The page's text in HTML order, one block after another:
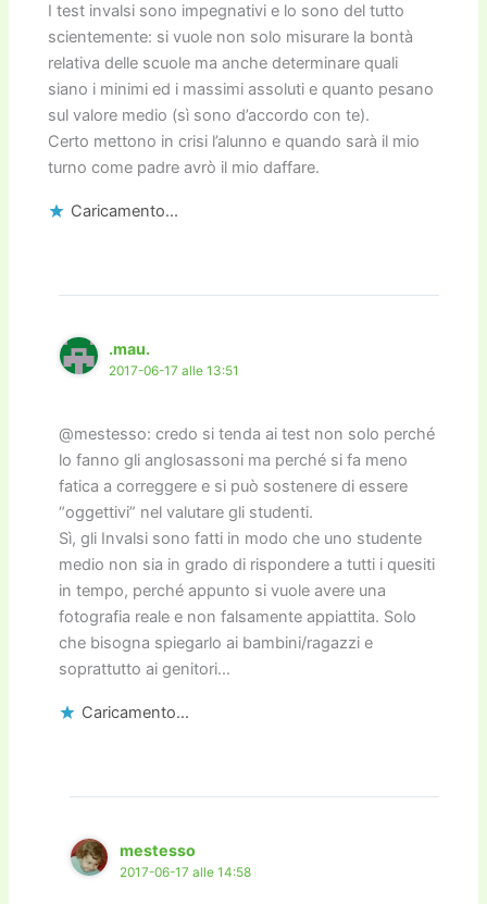
I test invalsi sono impegnativi e lo sono del tutto
scientemente: si vuole non solo misurare la bontà
relativa delle scuole ma anche determinare quali
siano i minimi ed i massimi assoluti e quanto pesano
sul valore medio (sì sono d’accordo con te).
Certo mettono in crisi l’alunno e quando sarà il mio
turno come padre avrò il mio daffare.
Caricamento...
.mau.
2017-06-17 alle 13:51
@mestesso: credo si tenda ai test non solo perché
lo fanno gli anglosassoni ma perché si fa meno
fatica a correggere e si può sostenere di essere
“oggettivi” nel valutare gli studenti.
Sì, gli Invalsi sono fatti in modo che uno studente
medio non sia in grado di rispondere a tutti i quesiti
in tempo, perché appunto si vuole avere una
fotografia reale e non falsamente appiattita. Solo
che bisogna spiegarlo ai bambini/ragazzi e
soprattutto ai genitori…
Caricamento...
mestesso
2017-06-17 alle 14:58